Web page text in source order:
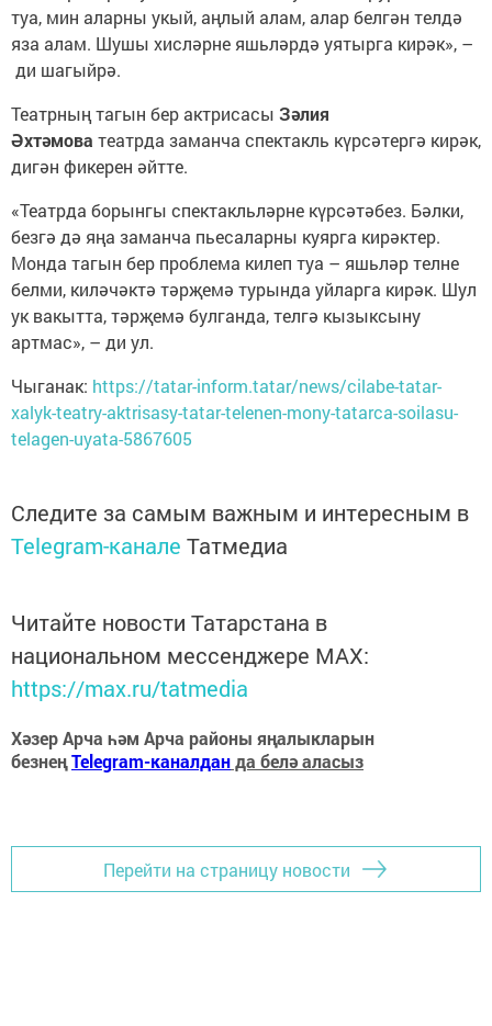
туа, мин аларны укый, аңлый алам, алар белгән телдә
яза алам. Шушы хисләрне яшьләрдә уятырга кирәк», –
ди шагыйрә.
Театрның тагын бер актрисасы Зәлия
Әхтәмова театрда заманча спектакль күрсәтергә кирәк,
дигән фикерен әйтте.
«Театрда борынгы спектакльләрне күрсәтәбез. Бәлки,
безгә дә яңа заманча пьесаларны куярга кирәктер.
Монда тагын бер проблема килеп туа – яшьләр телне
белми, киләчәктә тәрҗемә турында уйларга кирәк. Шул
ук вакытта, тәрҗемә булганда, телгә кызыксыну
артмас», – ди ул.
Чыганак: https://tatar-inform.tatar/news/cilabe-tatar-
xalyk-teatry-aktrisasy-tatar-telenen-mony-tatarca-soilasu-
telagen-uyata-5867605
Следите за самым важным и интересным в
Telegram-канале Татмедиа
Читайте новости Татарстана в
национальном мессенджере MАХ:
https://max.ru/tatmedia
Хәзер Арча һәм Арча районы яңалыкларын
безнеңTelegram-каналданда белә аласыз
Перейти на страницу новости